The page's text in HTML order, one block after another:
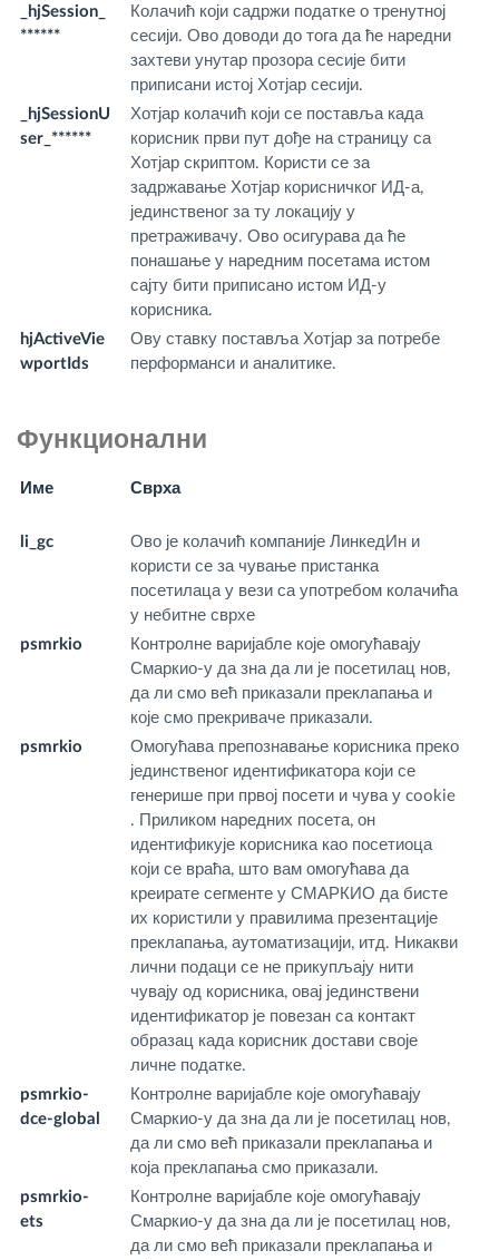
_hjSession_
******
Колачић који садржи податке о тренутној
сесији. Ово доводи до тога да ће наредни
захтеви унутар прозора сесије бити
приписани истој Хотјар сесији.
_hjSessionU
ser_******
Хотјар колачић који се поставља када
корисник први пут дође на страницу са
Хотјар скриптом. Користи се за
задржавање Хотјар корисничког ИД-а,
јединственог за ту локацију у
претраживачу. Ово осигурава да ће
понашање у наредним посетама истом
сајту бити приписано истом ИД-у
корисника.
hjActiveVie
wportIds
Ову ставку поставља Хотјар за потребе
перформанси и аналитике.
Функционални
Име Сврха
li_gc
Ово је колачић компаније ЛинкедИн и
користи се за чување пристанка
посетилаца у вези са употребом колачића
у небитне сврхе
psmrkio
Контролне варијабле које омогућавају
Смаркио-у да зна да ли је посетилац нов,
да ли смо већ приказали преклапања и
које смо прекриваче приказали.
psmrkio
Омогућава препознавање корисника преко
јединственог идентификатора који се
генерише при првој посети и чува у cookie
. Приликом наредних посета, он
идентификује корисника као посетиоца
који се враћа, што вам омогућава да
креирате сегменте у СМАРКИО да бисте
их користили у правилима презентације
преклапања, аутоматизацији, итд. Никакви
лични подаци се не прикупљају нити
чувају од корисника, овај јединствени
идентификатор је повезан са контакт
образац када корисник достави своје
личне податке.
psmrkio-
dce-global
Контролне варијабле које омогућавају
Смаркио-у да зна да ли је посетилац нов,
да ли смо већ приказали преклапања и
која преклапања смо приказали.
psmrkio-
ets
Контролне варијабле које омогућавају
Смаркио-у да зна да ли је посетилац нов,
да ли смо већ приказали преклапања и